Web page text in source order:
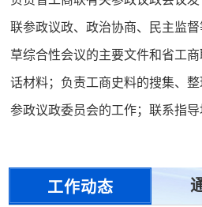
联参政议政、政治协商、民主监
草综合性会议的主要文件和省工
话材料；负责工商史料的搜集、
参政议政委员会的工作；联系指导
工作动态